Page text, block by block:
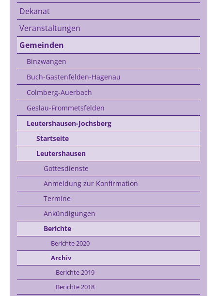
Dekanat
Veranstaltungen
Gemeinden
Binzwangen
Buch-Gastenfelden-Hagenau
Colmberg-Auerbach
Geslau-Frommetsfelden
Leutershausen-Jochsberg
Startseite
Leutershausen
Gottesdienste
Anmeldung zur Konfirmation
Termine
Ankündigungen
Berichte
Berichte 2020
Archiv
Berichte 2019
Berichte 2018